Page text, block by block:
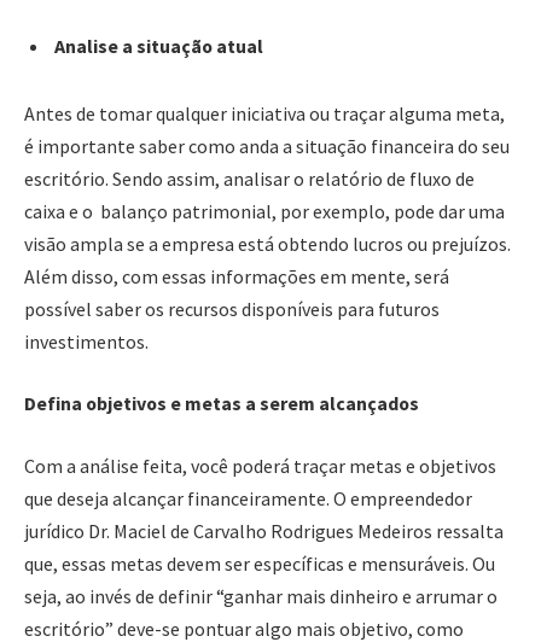
Analise a situação atual
Antes de tomar qualquer iniciativa ou traçar alguma meta,
é importante saber como anda a situação financeira do seu
escritório. Sendo assim, analisar o relatório de fluxo de
caixa e o balanço patrimonial, por exemplo, pode dar uma
visão ampla se a empresa está obtendo lucros ou prejuízos.
Além disso, com essas informações em mente, será
possível saber os recursos disponíveis para futuros
investimentos.
Defina objetivos e metas a serem alcançados
Com a análise feita, você poderá traçar metas e objetivos
que deseja alcançar financeiramente. O empreendedor
jurídico Dr. Maciel de Carvalho Rodrigues Medeiros ressalta
que, essas metas devem ser específicas e mensuráveis. Ou
seja, ao invés de definir “ganhar mais dinheiro e arrumar o
escritório” deve-se pontuar algo mais objetivo, como